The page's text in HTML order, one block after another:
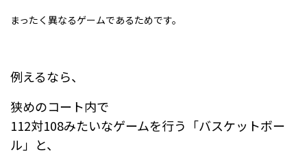
まったく異なるゲームであるためです。
例えるなら、
狭めのコート内で
112対108みたいなゲームを行う「バスケットボー
ル」と、